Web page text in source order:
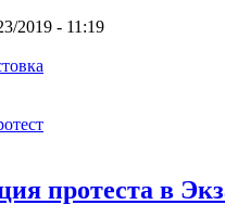
2019 - 11:19
протеста в